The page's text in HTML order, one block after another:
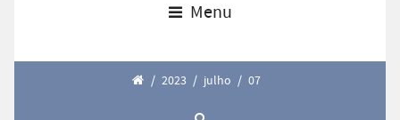
Menu
/ 2023 / julho / 07